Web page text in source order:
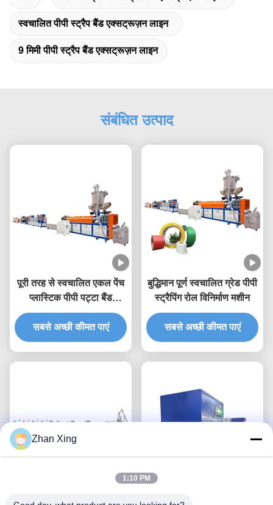
स्वचालित पीपी स्ट्रैप बैंड एक्सट्रूज़न लाइन
9 मिमी पीपी स्ट्रैप बैंड एक्सट्रूज़न लाइन
संबंधित उत्पाद
पूरी तरह से स्वचालित एकल पेंच
प्लास्टिक पीपी पट्टा बैंड
एक्सट्रूज़न लाइन
सबसे अच्छी कीमत पाएं
बुद्धिमान पूर्ण स्वचालित ग्रेड पीपी
स्ट्रैपिंग रोल विनिर्माण मशीन
सबसे अच्छी कीमत पाएं
Zhan Xing
1:10 PM